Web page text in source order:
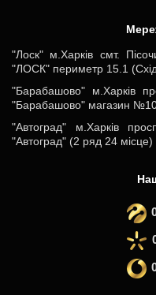
"Лоск" м.Харків смт.
"ЛОСК" периметр 15.1
"Барабашово" м.Харків
"Барабашово" магазин
"Автоград" м.Харків
"Автоград" (2 ряд 24